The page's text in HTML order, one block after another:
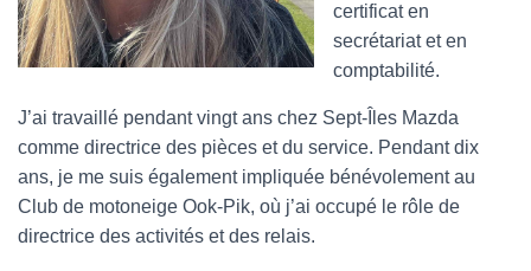
certificat en
secrétariat et en
comptabilité.
J’ai travaillé pendant vingt ans chez Sept-Îles Mazda
comme directrice des pièces et du service. Pendant dix
ans, je me suis également impliquée bénévolement au
Club de motoneige Ook-Pik, où j’ai occupé le rôle de
directrice des activités et des relais.